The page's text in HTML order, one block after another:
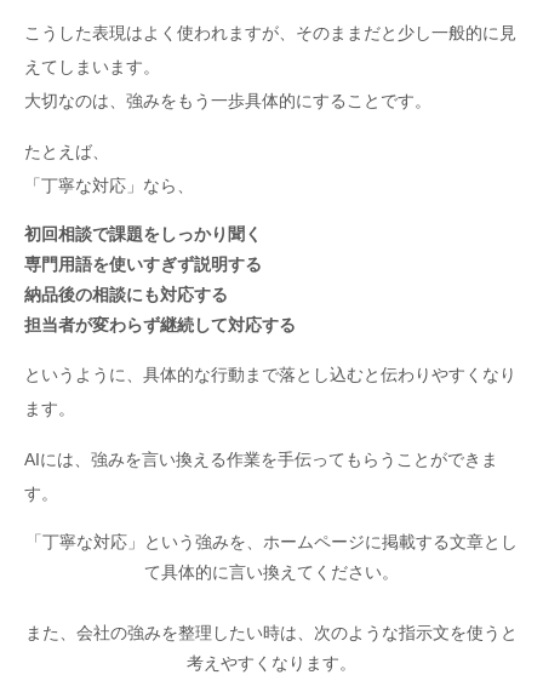
こうした表現はよく使われますが、そのままだと少し一般的に見
えてしまいます。
大切なのは、強みをもう一歩具体的にすることです。
たとえば、
「丁寧な対応」なら、
初回相談で課題をしっかり聞く
専門用語を使いすぎず説明する
納品後の相談にも対応する
担当者が変わらず継続して対応する
というように、具体的な行動まで落とし込むと伝わりやすくなり
ます。
AIには、強みを言い換える作業を手伝ってもらうことができま
す。
「丁寧な対応」という強みを、ホームページに掲載する文章とし
て具体的に言い換えてください。
また、会社の強みを整理したい時は、次のような指示文を使うと
考えやすくなります。